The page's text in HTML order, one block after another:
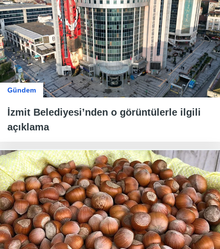
Gündem
İzmit Belediyesi’nden o görüntülerle ilgili
açıklama